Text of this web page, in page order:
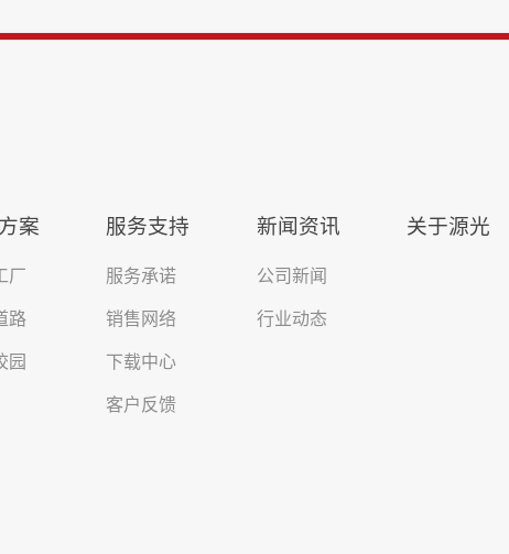
案
厂
路
园
服务支持
服务承诺
销售网络
下载中心
客户反馈
新闻资讯
公司新闻
行业动态
关于源光